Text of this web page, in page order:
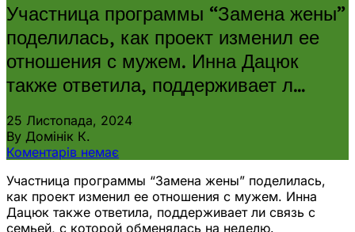
Участница программы “Замена жены”
поделилась, как проект изменил ее
отношения с мужем. Инна Дацюк
также ответила, поддерживает л…
25 Листопада, 2024
By Домінік К.
Коментарів немає
Участница программы “Замена жены” поделилась,
как проект изменил ее отношения с мужем. Инна
Дацюк также ответила, поддерживает ли связь с
семьей, с которой обменялась на неделю.